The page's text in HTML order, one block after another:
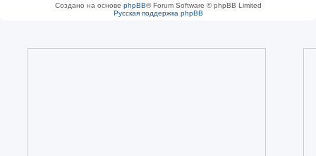
Создано на основе phpBB® Forum Software © phpBB Limited
Русская поддержка phpBB